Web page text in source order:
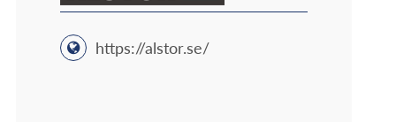
https://alstor.se/